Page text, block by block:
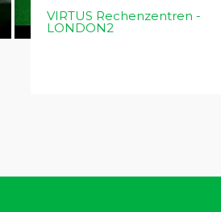
VIRTUS Rechenzentren -
LONDON2